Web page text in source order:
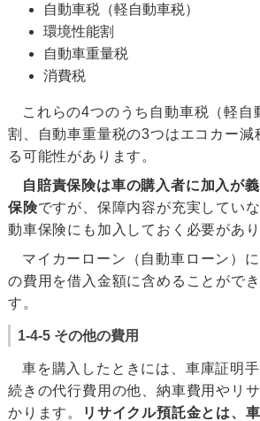
自動車税（軽自動車税）
環境性能割
自動車重量税
消費税
これらの4つのうち自動車税（軽自
割、自動車重量税の3つはエコカー減
る可能性があります。
自賠責保険は車の購入者に加入が
保険ですが、保障内容が充実してい
動車保険にも加入しておく必要があり
マイカーローン（自動車ローン）
の費用を借入金額に含めることがで
す。
1-4-5 その他の費用
車を購入したときには、車庫証明
続きの代行費用の他、納車費用やリ
かります。
リサイクル預託金とは、